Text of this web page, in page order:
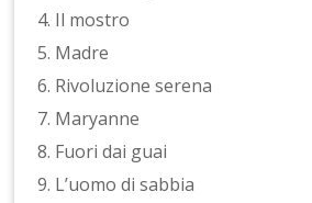
4. Il mostro
5. Madre
6. Rivoluzione serena
7. Maryanne
8. Fuori dai guai
9. L’uomo di sabbia